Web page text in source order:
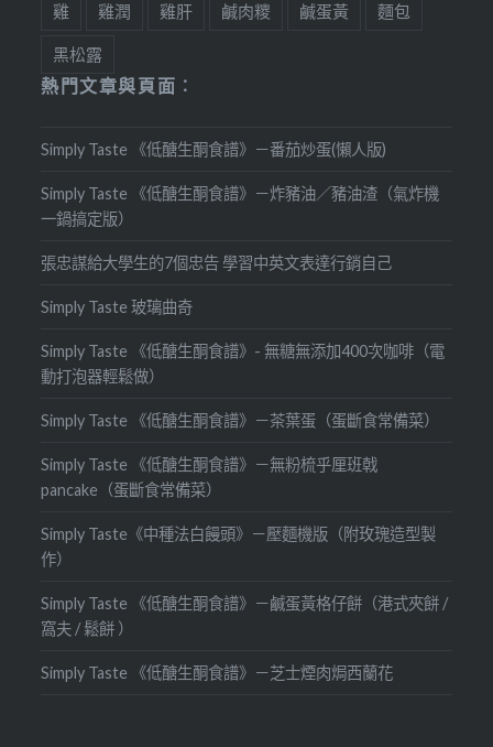
雞 雞潤 雞肝 鹹肉糭 鹹蛋黃 麵包
黑松露
熱門文章與頁面︰
Simply Taste 《低醣生酮食譜》－番茄炒蛋(懶人版)
Simply Taste 《低醣生酮食譜》－炸豬油／豬油渣（氣炸機
一鍋搞定版）
張忠謀給大學生的7個忠告 學習中英文表達行銷自己
Simply Taste 玻璃曲奇
Simply Taste 《低醣生酮食譜》- 無糖無添加400次咖啡（電
動打泡器輕鬆做）
Simply Taste 《低醣生酮食譜》－茶葉蛋（蛋斷食常備菜）
Simply Taste 《低醣生酮食譜》－無粉梳乎厘班戟
pancake（蛋斷食常備菜）
Simply Taste《中種法白饅頭》－壓麵機版（附玫瑰造型製
作）
Simply Taste 《低醣生酮食譜》－鹹蛋黃格仔餅（港式夾餅 /
窩夫 / 鬆餅 ）
Simply Taste 《低醣生酮食譜》－芝士煙肉焗西蘭花